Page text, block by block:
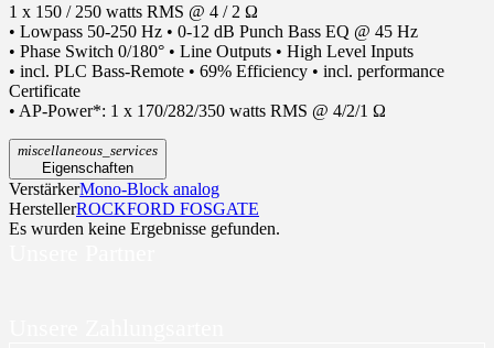
1 x 150 / 250 watts RMS @ 4 / 2 Ω
• Lowpass 50-250 Hz • 0-12 dB Punch Bass EQ @ 45 Hz
• Phase Switch 0/180° • Line Outputs • High Level Inputs
• incl. PLC Bass-Remote • 69% Efficiency • incl. performance
Certificate
• AP-Power*: 1 x 170/282/350 watts RMS @ 4/2/1 Ω
miscellaneous_services
Eigenschaften
VerstärkerMono-Block analog
HerstellerROCKFORD FOSGATE
Es wurden keine Ergebnisse gefunden.